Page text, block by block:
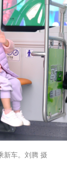
新车。刘腾 摄